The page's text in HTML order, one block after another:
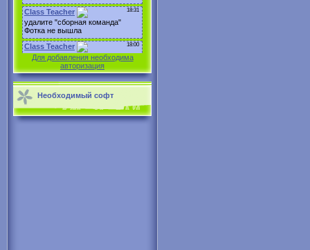
Для добавления необходима
авторизация
Необходимый софт